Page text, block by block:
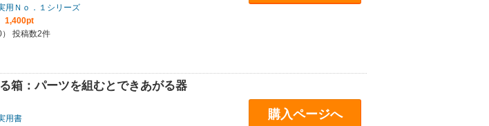
用Ｎｏ．１シリーズ
1,400pt
） 投稿数2件
箱：パーツを組むとできあがる器
用書
購入ページへ